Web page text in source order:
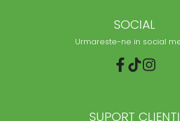
SOCIAL
Urmareste-ne in social
SUPORT CLIENTI